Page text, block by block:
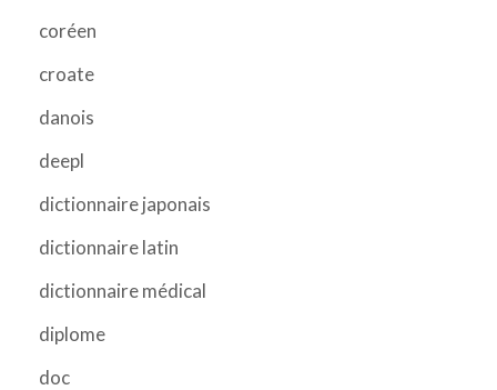
coréen
croate
danois
deepl
dictionnaire japonais
dictionnaire latin
dictionnaire médical
diplome
doc